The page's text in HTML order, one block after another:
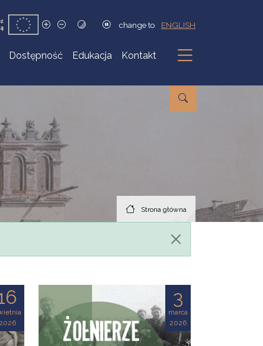
change to ENGLISH
Dostępność Edukacja Kontakt
Podmenu
Strona główna
2026
3
marca
2026